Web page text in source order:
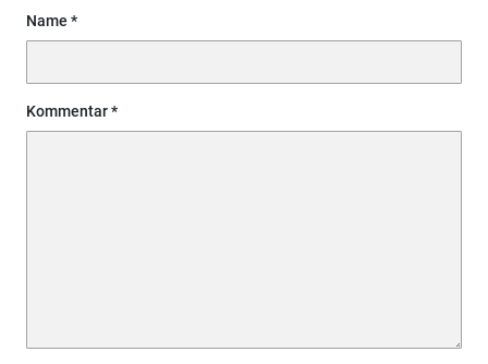
Name
Kommentar